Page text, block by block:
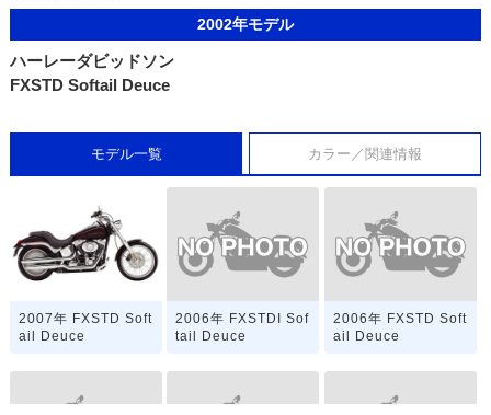
2002年モデル
ハーレーダビッドソン
FXSTD Softail Deuce
モデル一覧 カラー／関連情報
2007年 FXSTD Soft
ail Deuce
2006年 FXSTDI Sof
tail Deuce
2006年 FXSTD Soft
ail Deuce